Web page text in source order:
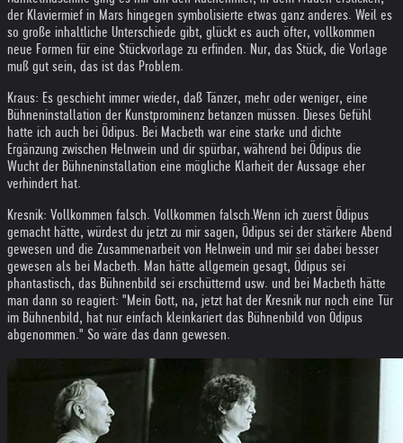
der Klaviermief in Mars hingegen symbolisierte etwas ganz anderes. Weil es
so große inhaltliche Unterschiede gibt, glückt es auch öfter, vollkommen
neue Formen für eine Stückvorlage zu erfinden. Nur, das Stück, die Vorlage
muß gut sein, das ist das Problem.
Kraus: Es geschieht immer wieder, daß Tänzer, mehr oder weniger, eine
Bühneninstallation der Kunstprominenz betanzen müssen. Dieses Gefühl
hatte ich auch bei Ödipus. Bei Macbeth war eine starke und dichte
Ergänzung zwischen Helnwein und dir spürbar, während bei Ödipus die
Wucht der Bühneninstallation eine mögliche Klarheit der Aussage eher
verhindert hat.
Kresnik: Vollkommen falsch. Vollkommen falsch.Wenn ich zuerst Ödipus
gemacht hätte, würdest du jetzt zu mir sagen, Ödipus sei der stärkere Abend
gewesen und die Zusammenarbeit von Helnwein und mir sei dabei besser
gewesen als bei Macbeth. Man hätte allgemein gesagt, Ödipus sei
phantastisch, das Bühnenbild sei erschütternd usw. und bei Macbeth hätte
man dann so reagiert: "Mein Gott, na, jetzt hat der Kresnik nur noch eine Tür
im Bühnenbild, hat nur einfach kleinkariert das Bühnenbild von Ödipus
abgenommen." So wäre das dann gewesen.